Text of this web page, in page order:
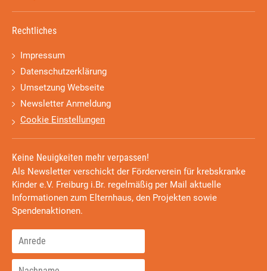
Rechtliches
Impressum
Datenschutzerklärung
Umsetzung Webseite
Newsletter Anmeldung
Cookie Einstellungen
Keine Neuigkeiten mehr verpassen!
Als Newsletter verschickt der Förderverein für krebskranke
Kinder e.V. Freiburg i.Br. regelmäßig per Mail aktuelle
Informationen zum Elternhaus, den Projekten sowie
Spendenaktionen.